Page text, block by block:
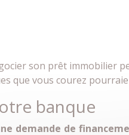
son prêt immobilier
que vous courez
banque
demande de